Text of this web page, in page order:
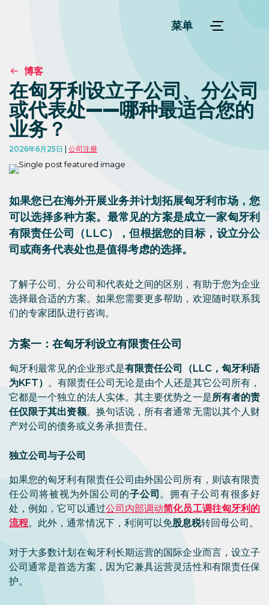
菜单
博客
在匈牙利设立子公司、分公司
或代表处——哪种最适合您的
业务？
2026年6月25日 公司注册
如果您已在海外开展业务并计划拓展匈牙利市场，您
可以选择多种方案。最常见的方案是成立一家匈牙利
有限责任公司（LLC），但根据您的目标，设立分公
司或商务代表处也是值得考虑的选择。
了解子公司、分公司和代表处之间的区别，有助于您为企业
选择最合适的方案。如果您需要更多帮助，欢迎随时联系我
们的专家团队进行咨询。
方案一：在匈牙利设立有限责任公司
匈牙利最常见的企业形式是有限责任公司（LLC，匈牙利语
为KFT） 。有限责任公司无论是由个人还是其它公司所有，
它都是一个独立的法人实体。其主要优势之一是所有者的责
任仅限于其出资额。换句话说，所有者通常无需以其个人财
产对公司的债务或义务承担责任。
独立公司与子公司
如果您的匈牙利有限责任公司由外国公司所有，则该有限责
任公司将被视为外国公司的子公司 。拥有子公司有很多好
处，例如，它可以通过公司内部调动简化员工调往匈牙利的
流程。此外，通常情况下，利润可以免股息税转回母公司。
对于大多数计划在匈牙利长期运营的国际企业而言，设立子
公司通常是首选方案，因为它兼具运营灵活性和有限责任保
护。